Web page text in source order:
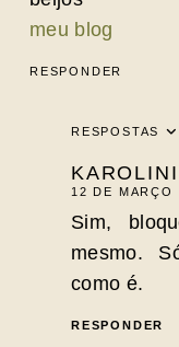
meu blog
RESPONDER
RESPOSTAS
12 DE
Sim,
mesmo.
como é.
RESPONDER